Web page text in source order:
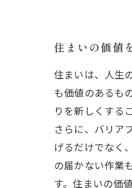
住まいの価値
住まいは、人生
も価値のあるも
りを新しくする
さらに、バリア
げるだけでなく
の届かない作業
す。住まいの価